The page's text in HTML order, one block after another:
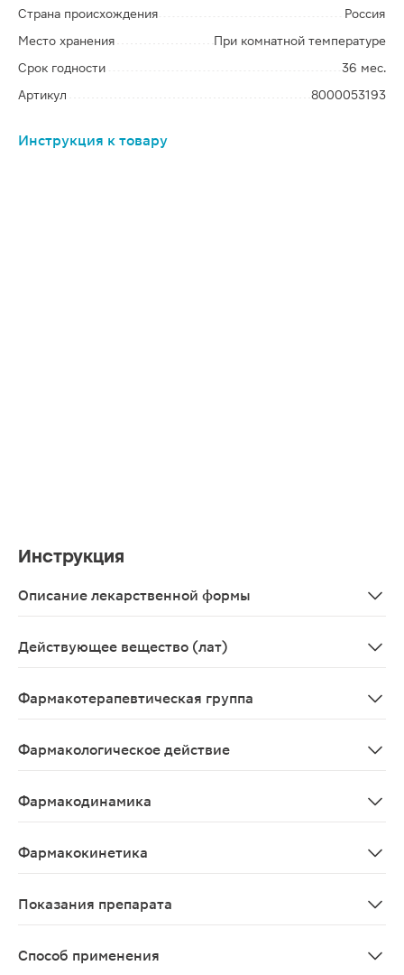
Страна происхождения
Россия
Место хранения
При комнатной температуре
Срок годности
36 мес.
Артикул
8000053193
Инструкция к товару
Инструкция
Описание лекарственной формы
Действующее вещество (лат)
Фармакотерапевтическая группа
Фармакологическое действие
Фармакодинамика
Фармакокинетика
Показания препарата
Способ применения